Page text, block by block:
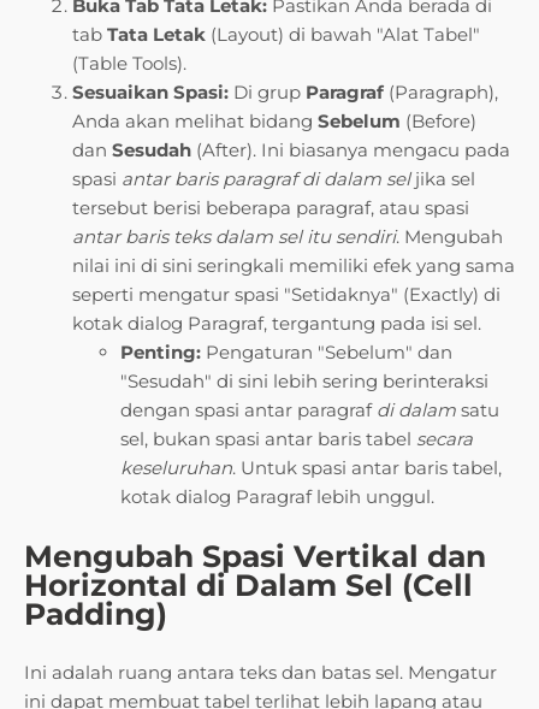
Buka Tab Tata Letak: Pastikan Anda berada di
tab Tata Letak (Layout) di bawah "Alat Tabel"
(Table Tools).
Sesuaikan Spasi: Di grup Paragraf (Paragraph),
Anda akan melihat bidang Sebelum (Before)
dan Sesudah (After). Ini biasanya mengacu pada
spasi antar baris paragraf di dalam seljika sel
tersebut berisi beberapa paragraf, atau spasi
antar baris teks dalam sel itu sendiri. Mengubah
nilai ini di sini seringkali memiliki efek yang sama
seperti mengatur spasi "Setidaknya" (Exactly) di
kotak dialog Paragraf, tergantung pada isi sel.
Penting: Pengaturan "Sebelum" dan
"Sesudah" di sini lebih sering berinteraksi
dengan spasi antar paragraf di dalam satu
sel, bukan spasi antar baris tabel secara
keseluruhan. Untuk spasi antar baris tabel,
kotak dialog Paragraf lebih unggul.
Mengubah Spasi Vertikal dan
Horizontal di Dalam Sel (Cell
Padding)
Ini adalah ruang antara teks dan batas sel. Mengatur
ini dapat membuat tabel terlihat lebih lapang atau